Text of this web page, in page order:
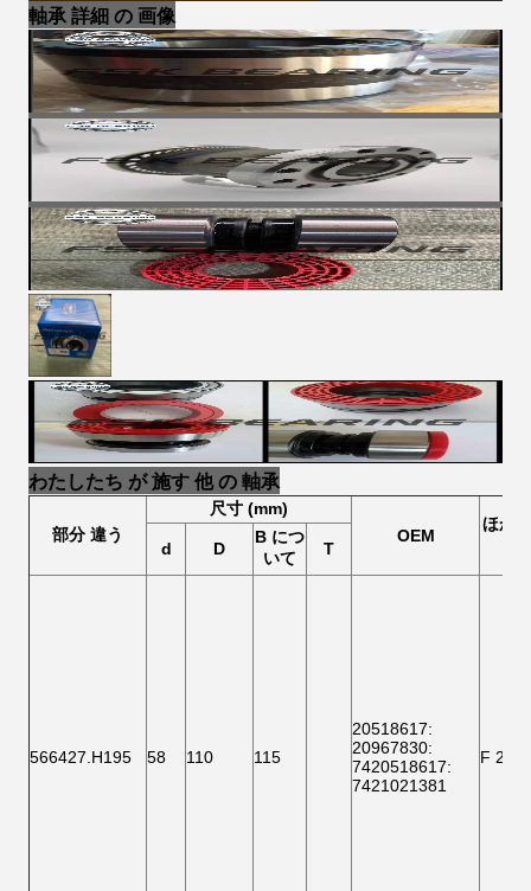
軸承 詳細 の 画像
わたしたち が 施す 他 の 軸承
部分 違う
尺寸 (mm)
OEM
ほか
d D
B につ
いて
T
566427.H195 58 110 115
20518617:
20967830:
7420518617:
7421021381
F